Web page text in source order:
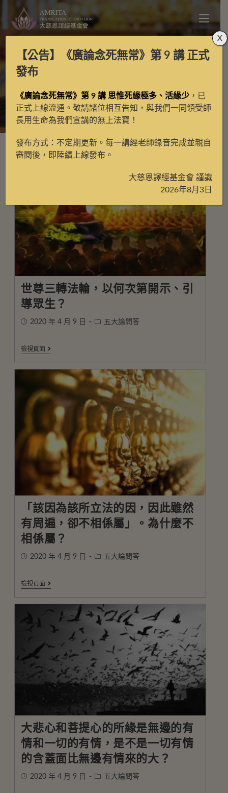
> 五大論問答 > 第13頁
世尊三轉法輪，以何次第開示、引
導眾生？
2020 年 4 月 9 日 五大論問答
檢視頁面
「該因為該所立法的因，因此雖然
有周遍，卻不相係屬」。為什麼不
相係屬？
2020 年 4 月 9 日 五大論問答
檢視頁面
大悲心和菩提心的所緣是無邊的有
情和一切的有情，是不是一切有情
的含蓋面比無邊有情來的大？
2020 年 4 月 9 日 五大論問答
【公告】 《廣論念死無常》第 9 講正式
發布
《廣論念死無常》第 9 講 思惟死緣極多、活緣少 ，已
正式上線流通。敬請諸位相互告知，與我們一同領受師
長用生命為我們宣講的無上法寶！
發布方式：不定期更新。每一講經老師錄音完成並親自
審閱後，即陸續上線發布。
大慈恩譯經基金會 謹識
2026年8月3日
X